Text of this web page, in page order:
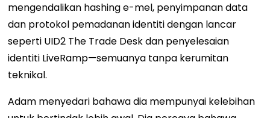
mengendalikan hashing e-mel, penyimpanan data
dan protokol pemadanan identiti dengan lancar
seperti UID2 The Trade Desk dan penyelesaian
identiti LiveRamp—semuanya tanpa kerumitan
teknikal.
Adam menyedari bahawa dia mempunyai kelebihan